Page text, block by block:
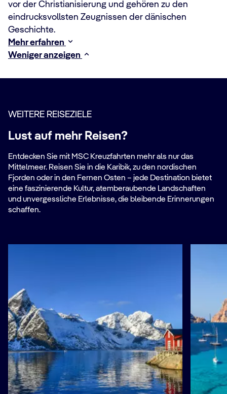
vor der Christianisierung und gehören zu den
eindrucksvollsten Zeugnissen der dänischen
Geschichte.
Mehr erfahren
Weniger anzeigen
WEITERE REISEZIELE
Lust auf mehr Reisen?
Entdecken Sie mit MSC Kreuzfahrten mehr als nur das
Mittelmeer. Reisen Sie in die Karibik, zu den nordischen
Fjorden oder in den Fernen Osten – jede Destination bietet
eine faszinierende Kultur, atemberaubende Landschaften
und unvergessliche Erlebnisse, die bleibende Erinnerungen
schaffen.